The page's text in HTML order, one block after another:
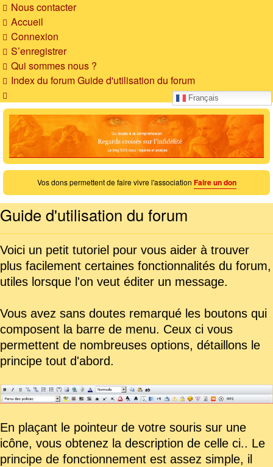
Nous contacter
Accueil
Connexion
S’enregistrer
Qui sommes nous ?
Index du forumGuide d'utilisation du forum
Français
Vos dons permettent de faire vivre l'association Faire un don
Guide d'utilisation du forum
Voici un petit tutoriel pour vous aider à trouver
plus facilement certaines fonctionnalités du forum,
utiles lorsque l'on veut éditer un message.
Vous avez sans doutes remarqué les boutons qui
composent la barre de menu. Ceux ci vous
permettent de nombreuses options, détaillons le
principe tout d'abord.
En plaçant le pointeur de votre souris sur une
icône, vous obtenez la description de celle ci.. Le
principe de fonctionnement est assez simple, il